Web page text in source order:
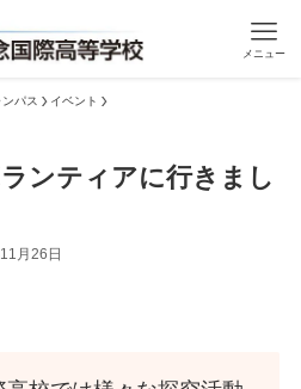
メニュー
パス イベント
ンティアに行きまし
月26日